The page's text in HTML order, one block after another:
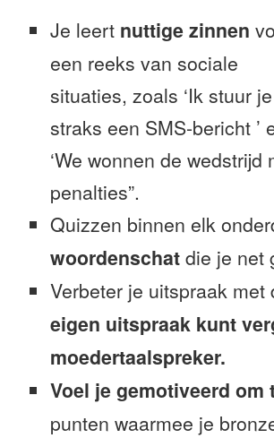
Je leert nuttige zinnen
een reeks van sociale
situaties, zoals ‘Ik stuur je
straks een SMS-bericht ’
‘We wonnen de wedstrijd
penalties”.
Quizzen binnen elk
woordenschat die je net
Verbeter je uitspraak
eigen uitspraak kunt
moedertaalspreker.
Voel je gemotiveerd om
punten waarmee je